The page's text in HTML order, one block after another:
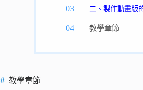
二、製作動畫版
教學章節
教學章節